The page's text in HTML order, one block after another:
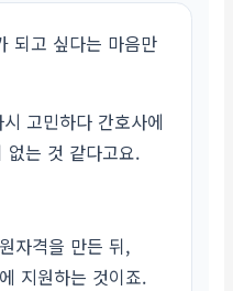
되고 싶다는 마음만
고민하다 간호사에
없는 것 같다고요.
자격을 만든 뒤,
지원하는 것이죠.